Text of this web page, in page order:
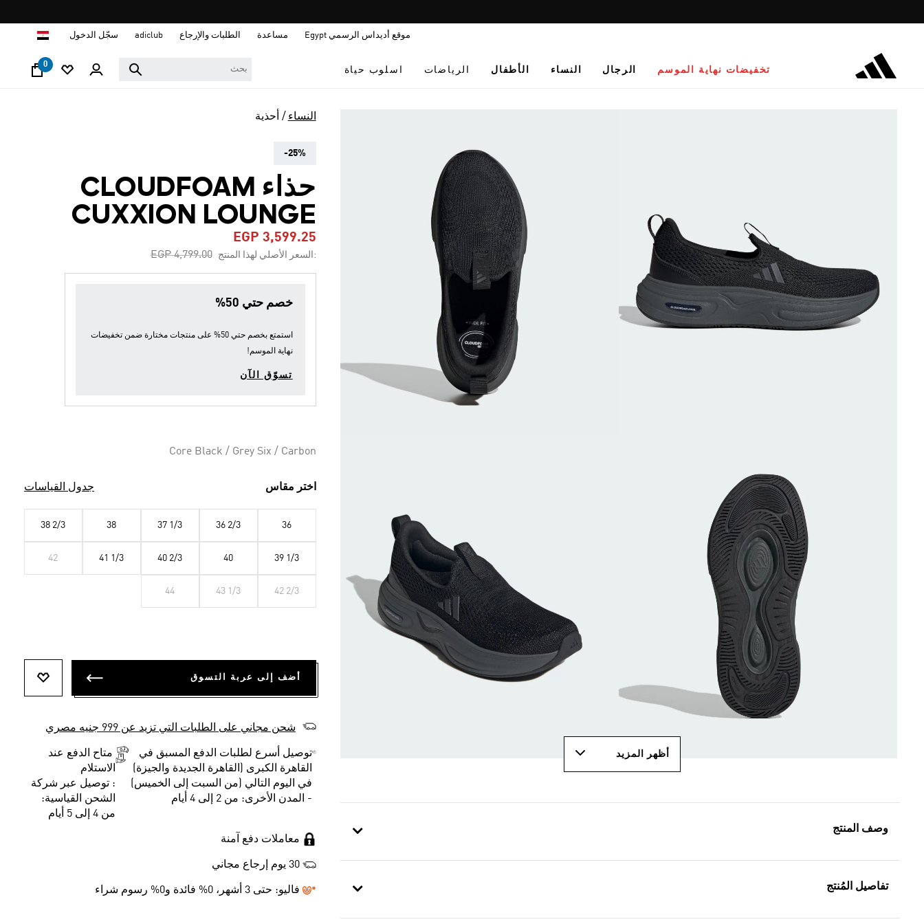
promotion
موقع أديداس الرسمي Egypt مساعدة الطلبات والإرجاع adiclub سجّل الدخول
تخفيضات نهاية الموسم الرجال النساء الأطفال الرياضات اسلوب حياة
0
أظهر المزيد
وصف المنتج
تفاصيل المُنتج
النساء أحذية
-25%
حذاء CLOUDFOAM
CUXXION LOUNGE
EGP 3,599.25
:السعر الأصلي لهذا المنتج Price reduced from
EGP 4,799.00
to
خصم حتي 50%
استمتع بخصم حتي 50% على منتجات مختارة ضمن
تخفيضات
نهاية الموسم!
تسوّق الآن
Core Black / Grey Six / Carbon
اختر مقاس جدول القياسات
36
36 2/3
37 1/3
38
38 2/3
39 1/3
40
40 2/3
41 1/3
42
42 2/3
43 1/3
44
أضف إلى عربة التسوق
شحن مجاني على الطلبات التي تزيد عن 999 جنيه مصري
توصيل أسرع لطلبات الدفع المسبق في
القاهرة الكبرى (القاهرة الجديدة والجيزة)
في اليوم التالي (من السبت إلى الخميس)
- المدن الأخرى: من 2 إلى 4 أيام
متاح الدفع عند
الاستلام
: توصيل عبر شركة
الشحن القياسية:
من 4 إلى 5 أيام
معاملات دفع آمنة
30 يوم إرجاع مجاني
فاليو: حتى 3 أشهر، 0% فائدة و0% رسوم شراء